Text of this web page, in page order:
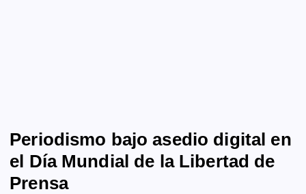
Periodismo bajo asedio digital en
el Día Mundial de la Libertad de
Prensa